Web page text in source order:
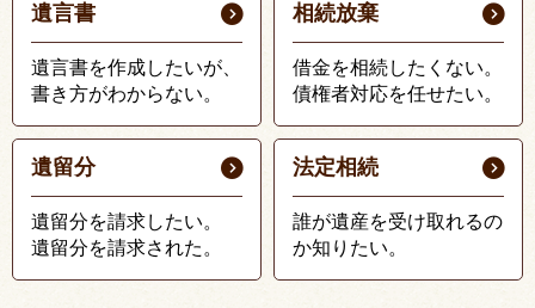
遺言書
遺言書を作成したいが、
書き方がわからない。
相続放棄
借金を相続したくない。
債権者対応を任せたい。
遺留分
遺留分を請求したい。
遺留分を請求された。
法定相続
誰が遺産を受け取れるの
か知りたい。